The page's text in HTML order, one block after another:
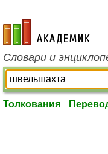
academic.ru
Словари и
Толкования